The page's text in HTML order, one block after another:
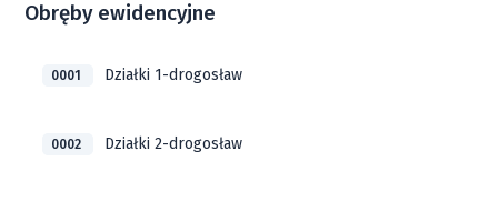
Obręby ewidencyjne
0001 Działki 1-drogosław
0002 Działki 2-drogosław